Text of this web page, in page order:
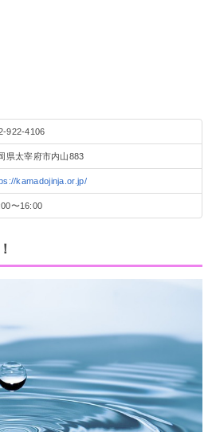
922-4106
県太宰府市内山883
kamadojinja.or.jp/
〜16:00